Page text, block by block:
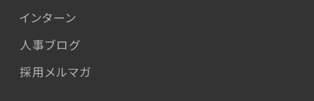
インターン
人事ブログ
採用メルマガ